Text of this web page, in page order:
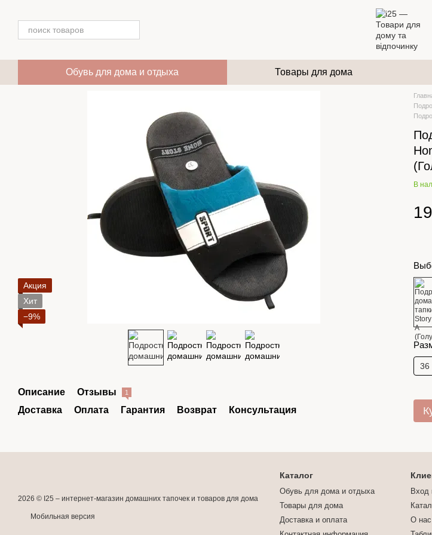
Обувь для дома и отдыха Товары для дома
Акция
Хит
−9%
Описание Отзывы 1
Доставка Оплата Гарантия Возврат Консультация
В
36
2026 © I25 – интернет-магазин домашних тапочек и товаров для дома
Мобильная версия
Каталог
Обувь для дома и отдыха
Товары для дома
Доставка и оплата
Вход
О нас